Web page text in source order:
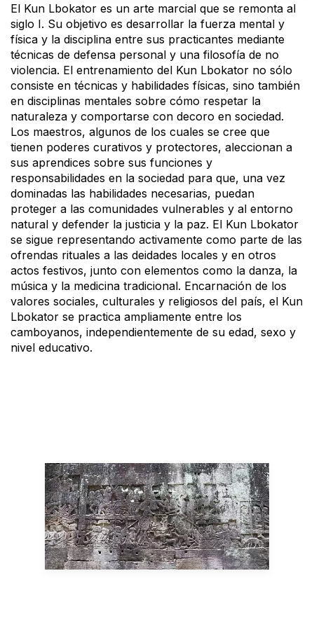
El Kun Lbokator es un arte marcial que se remonta al
siglo I. Su objetivo es desarrollar la fuerza mental y
física y la disciplina entre sus practicantes mediante
técnicas de defensa personal y una filosofía de no
violencia. El entrenamiento del Kun Lbokator no sólo
consiste en técnicas y habilidades físicas, sino también
en disciplinas mentales sobre cómo respetar la
naturaleza y comportarse con decoro en sociedad.
Los maestros, algunos de los cuales se cree que
tienen poderes curativos y protectores, aleccionan a
sus aprendices sobre sus funciones y
responsabilidades en la sociedad para que, una vez
dominadas las habilidades necesarias, puedan
proteger a las comunidades vulnerables y al entorno
natural y defender la justicia y la paz. El Kun Lbokator
se sigue representando activamente como parte de las
ofrendas rituales a las deidades locales y en otros
actos festivos, junto con elementos como la danza, la
música y la medicina tradicional. Encarnación de los
valores sociales, culturales y religiosos del país, el Kun
Lbokator se practica ampliamente entre los
camboyanos, independientemente de su edad, sexo y
nivel educativo.